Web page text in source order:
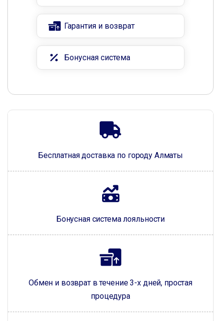
Бесплатная доставка по городу Алматы
Бонусная система лояльности
Обмен и возврат в течение 3-х дней, простая
процедура
Гарантия и возврат
Бонусная система